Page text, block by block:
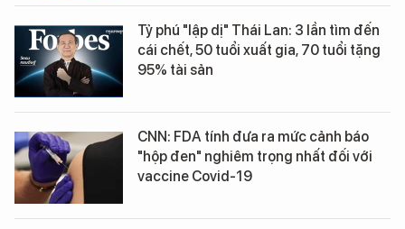
Tỷ phú "lập dị" Thái Lan: 3 lần tìm đến
cái chết, 50 tuổi xuất gia, 70 tuổi tặng
95% tài sản
CNN: FDA tính đưa ra mức cảnh báo
"hộp đen" nghiêm trọng nhất đối với
vaccine Covid-19